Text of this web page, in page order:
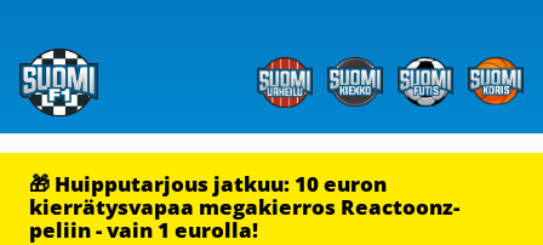
🎁 Huipputarjous jatkuu: 10 euron
kierrätysvapaa megakierros Reactoonz-
peliin - vain 1 eurolla!